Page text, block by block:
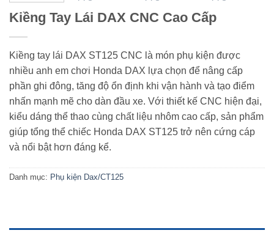
Kiềng Tay Lái DAX CNC Cao Cấp
Kiềng tay lái DAX ST125 CNC là món phụ kiện được
nhiều anh em chơi Honda DAX lựa chọn để nâng cấp
phần ghi đông, tăng độ ổn định khi vận hành và tạo điểm
nhấn mạnh mẽ cho dàn đầu xe. Với thiết kế CNC hiện đại,
kiểu dáng thể thao cùng chất liệu nhôm cao cấp, sản phẩm
giúp tổng thể chiếc Honda DAX ST125 trở nên cứng cáp
và nổi bật hơn đáng kể.
Danh mục: Phụ kiện Dax/CT125